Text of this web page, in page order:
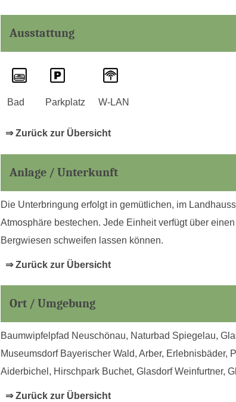
Ausstattung
Bad Parkplatz W-LAN
⇒ Zurück zur Übersicht
Anlage / Unterkunft
Die Unterbringung erfolgt in gemütlichen, im
Atmosphäre bestechen. Jede Einheit verfügt über
Bergwiesen schweifen lassen können.
⇒ Zurück zur Übersicht
Ort / Umgebung
Baumwipfelpfad Neuschönau, Naturbad Spiegelau,
Museumsdorf Bayerischer Wald, Arber,
Aiderbichel, Hirschpark Buchet, Glasdorf Weinfurtner,
⇒ Zurück zur Übersicht